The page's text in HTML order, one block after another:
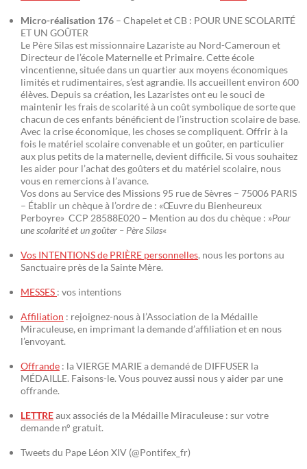
Micro-réalisation 176 – Chapelet et CB : POUR UNE SCOLARITÉ
ET UN GOÛTER
Le Père Silas est missionnaire Lazariste au Nord-Cameroun et
Directeur de l’école Maternelle et Primaire. Cette école
vincentienne, située dans un quartier aux moyens économiques
limités et rudimentaires, s’est agrandie. Ils accueillent environ 600
élèves. Depuis sa création, les Lazaristes ont eu le souci de
maintenir les frais de scolarité à un coût symbolique de sorte que
chacun de ces enfants bénéficient de l’instruction scolaire de base.
Avec la crise économique, les choses se compliquent. Offrir à la
fois le matériel scolaire convenable et un goûter, en particulier
aux plus petits de la maternelle, devient difficile. Si vous souhaitez
les aider pour l’achat des goûters et du matériel scolaire, nous
vous en remercions à l’avance.
Vos dons au Service des Missions 95 rue de Sèvres – 75006 PARIS
– Établir un chèque à l’ordre de : «Œuvre du Bienheureux
Perboyre» CCP 28588E020 – Mention au dos du chèque : »Pour
une scolarité et un goûter – Père Silas«
Vos INTENTIONS de PRIÈRE personnelles, nous les portons au
Sanctuaire près de la Sainte Mère.
MESSES : vos intentions
Affiliation : rejoignez-nous à l’Association de la Médaille
Miraculeuse, en imprimant la demande d’affiliation et en nous
l’envoyant.
Offrande : la VIERGE MARIE a demandé de DIFFUSER la
MÉDAILLE. Faisons-le. Vous pouvez aussi nous y aider par une
offrande.
LETTREaux associés de la Médaille Miraculeuse : sur votre
demande n° gratuit.
Tweets du Pape Léon XIV (@Pontifex_fr)